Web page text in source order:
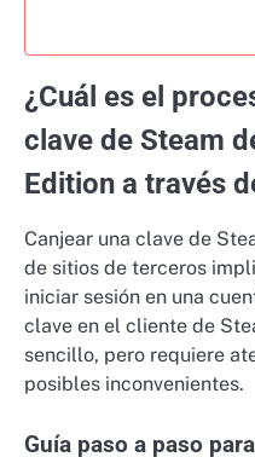
¿Cuál es el
clave de Steam
Edition a través
Canjear una clave de
de sitios de terceros
iniciar sesión en una
clave en el cliente de
sencillo, pero requiere
posibles inconvenientes.
Guía paso a paso